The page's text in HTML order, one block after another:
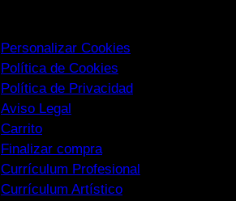
Personalizar Cookies
Política de Cookies
Política de Privacidad
Aviso Legal
Carrito
Finalizar compra
Currículum Profesional
Currículum Artístico